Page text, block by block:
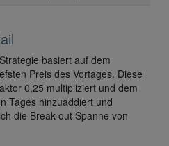
basiert auf dem
Preis des Vortages. Diese
0,25 multipliziert und dem
Tages hinzuaddiert und
die Break-out Spanne von